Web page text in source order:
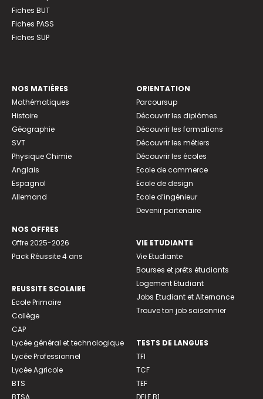
Fiches BUT
Fiches PASS
Fiches SUP
NOS MATIÈRES
Mathématiques
Histoire
Géographie
SVT
Physique Chimie
Anglais
Espagnol
Allemand
NOS OFFRES
Offre 2025-2026
Pack Réussite 4 ans
REUSSITE SCOLAIRE
Ecole Primaire
Collège
CAP
Lycée général et technologique
Lycée Professionnel
Lycée Agricole
BTS
ORIENTATION
Parcoursup
Découvrir les diplômes
Découvrir les formations
Découvrir les métiers
Découvrir les écoles
Ecole de commerce
Ecole de design
Ecole d’ingénieur
Devenir partenaire
VIE ETUDIANTE
Vie Etudiante
Bourses et prêts étudiants
Logement Etudiant
Jobs Etudiant et Alternance
Trouve ton job saisonnier
TESTS DE LANGUES
TFI
TCF
TEF